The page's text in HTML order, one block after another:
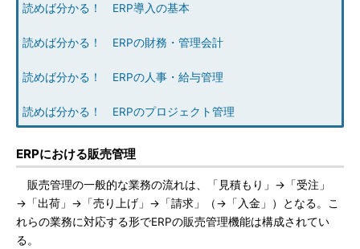
読めば分かる！ ERP導入の基本
読めば分かる！ ERPの財務・管理会計
読めば分かる！ ERPの人事・給与管理
読めば分かる！ ERPのプロジェクト管理
ERPにおける販売管理
販売管理の一般的な業務の流れは、「見積もり」→「受注」
→「出荷」→「売り上げ」→「請求」（→「入金」）となる。こ
れらの業務に対応する形でERPの販売管理機能は構成されてい
る。